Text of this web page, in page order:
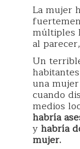
La mujer
múltiples
al
Un
una
cuando
medios
habría
yhabría
mujer.